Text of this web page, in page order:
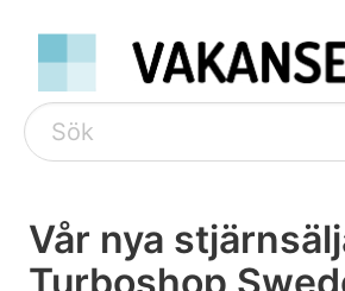
Vår nya